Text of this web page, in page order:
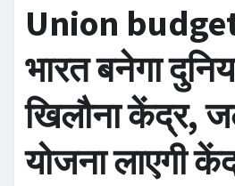
Union
भारत बनेगा
खिलौना केंद्र,
योजना लाएगी